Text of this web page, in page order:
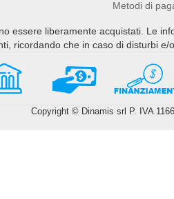
Metodi di
essere liberamente acquistati. Le
ricordando che in caso di disturbi
Copyright © Dinamis srl P. IVA